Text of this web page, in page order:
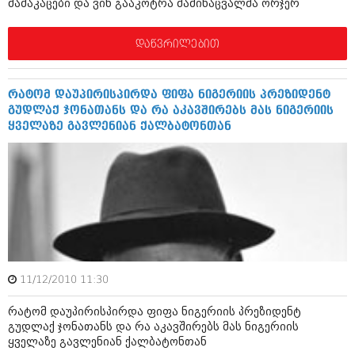
აპრილი 2012 (294)
მარტი 2012 (259)
თებერვალი 2012 (376)
იანვარი 2012 (322)
ნოემბერი 2011 (471)
ოქტომბერი 2011 (754)
სექტემბერი 2011 (407)
აგვისტო 2011 (249)
ივნისი 2011 (438)
მაისი 2011 (415)
აპრილი 2011 (294)
მარტი 2011 (654)
თებერვალი 2011 (329)
იანვარი 2011 (647)
(157)
ნოემბერი 2010 (422)
ოქტომბერი 2010 (341)
სექტემბერი 2010 (449)
აგვისტო 2010 (461)
ივლისი 2010 (556)
მამაკაცები და ვინ გააკოტრა მამინაცვალმა ორჯერ
დაწვრილებით
რატომ დაუპირისპირდა ფიფა ნიგერიის პრეზიდენტ
გუდლაქ ჯონათანს და რა აკავშირებს მას ნიგერიის
ყველაზე გავლენიან ქალბატონთან
11/12/2010 11:30
რატომ დაუპირისპირდა ფიფა ნიგერიის პრეზიდენტ
გუდლაქ ჯონათანს და რა აკავშირებს მას ნიგერიის
ყველაზე გავლენიან ქალბატონთან